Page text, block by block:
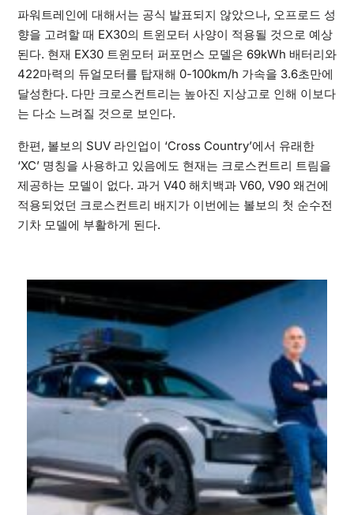
파워트레인에 대해서는 공식 발표되지 않았으나, 오프로드 성
향을 고려할 때 EX30의 트윈모터 사양이 적용될 것으로 예상
된다. 현재 EX30 트윈모터 퍼포먼스 모델은 69kWh 배터리와
422마력의 듀얼모터를 탑재해 0-100km/h 가속을 3.6초만에
달성한다. 다만 크로스컨트리는 높아진 지상고로 인해 이보다
는 다소 느려질 것으로 보인다.
한편, 볼보의 SUV 라인업이 ‘Cross Country’에서 유래한
‘XC’ 명칭을 사용하고 있음에도 현재는 크로스컨트리 트림을
제공하는 모델이 없다. 과거 V40 해치백과 V60, V90 왜건에
적용되었던 크로스컨트리 배지가 이번에는 볼보의 첫 순수전
기차 모델에 부활하게 된다.